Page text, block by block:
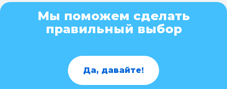
Мы поможем сделать
правильный выбор
Да, давайте!